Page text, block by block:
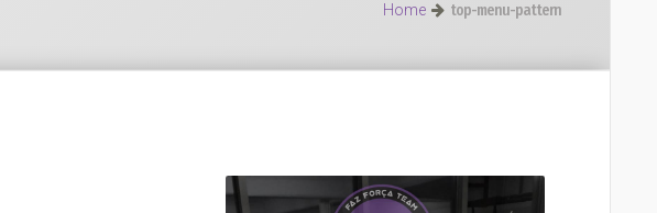
Home top-menu-pattern